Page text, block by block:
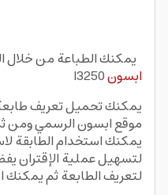
يمكنك الطباعة من خلال
ابسون
موقع ابسون الرسمي ومن
يمكنك استخدام الطابقة
لتسهيل عملية الإقتران
لتعريف الطابعة ثم يمكنك